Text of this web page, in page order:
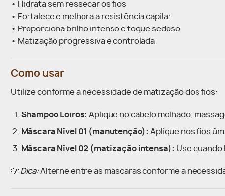
• Hidrata sem ressecar os fios
• Fortalece e melhora a resistência capilar
• Proporciona brilho intenso e toque sedoso
• Matização progressiva e controlada
Como usar
Utilize conforme a necessidade de matização dos fios:
Shampoo Loiros: Aplique no cabelo molhado,
Máscara Nível 01 (manutenção): Aplique nos fios
Máscara Nível 02 (matização intensa): Use quando
💡 Dica:Alterne entre as máscaras conforme a